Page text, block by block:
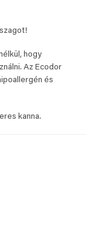
hogy
Az Ecodor
és
kanna.